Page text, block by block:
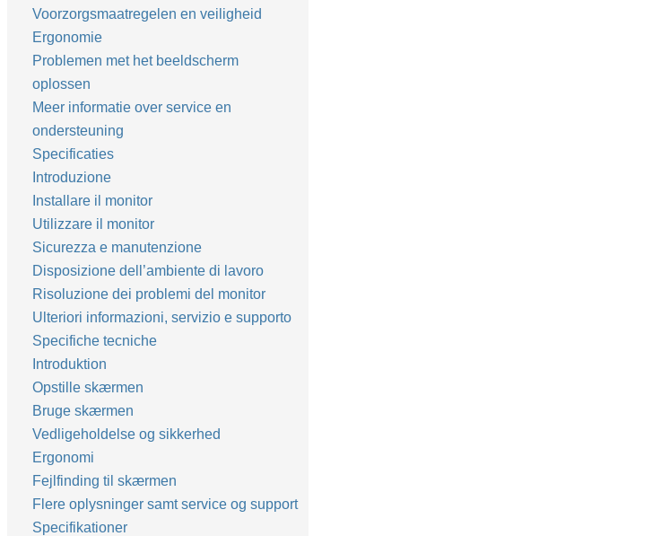
Voorzorgsmaatregelen en veiligheid
Ergonomie
Problemen met het beeldscherm
oplossen
Meer informatie over service en
ondersteuning
Specificaties
Introduzione
Installare il monitor
Utilizzare il monitor
Sicurezza e manutenzione
Disposizione dell’ambiente di lavoro
Risoluzione dei problemi del monitor
Ulteriori informazioni, servizio e supporto
Specifiche tecniche
Introduktion
Opstille skærmen
Bruge skærmen
Vedligeholdelse og sikkerhed
Ergonomi
Fejlfinding til skærmen
Flere oplysninger samt service og support
Specifikationer